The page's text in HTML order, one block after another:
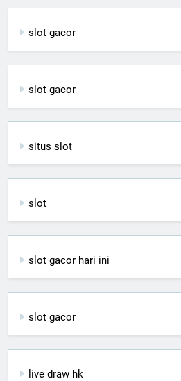
slot gacor
slot gacor
situs slot
slot
slot gacor hari ini
slot gacor
live draw hk